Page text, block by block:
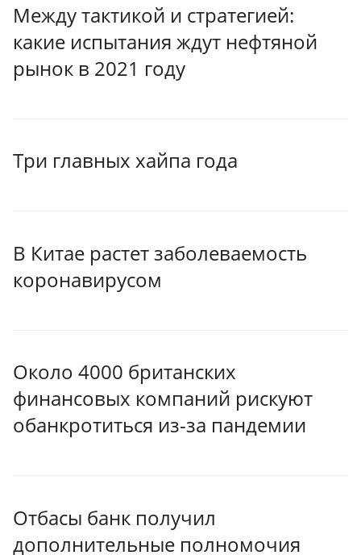
Между тактикой и стратегией:
какие испытания ждут нефтяной
рынок в 2021 году
Три главных хайпа года
В Китае растет заболеваемость
коронавирусом
Около 4000 британских
финансовых компаний рискуют
обанкротиться из-за пандемии
Отбасы банк получил
дополнительные полномочия